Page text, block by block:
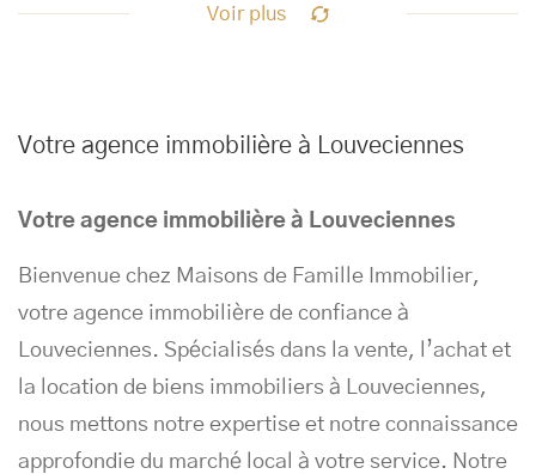
Voir plus
Votre agence immobilière à Louveciennes
Votre agence immobilière à Louveciennes
Bienvenue chez Maisons de Famille Immobilier,
votre agence immobilière de confiance à
Louveciennes. Spécialisés dans la vente, l’achat et
la location de biens immobiliers à Louveciennes,
nous mettons notre expertise et notre connaissance
approfondie du marché local à votre service. Notre